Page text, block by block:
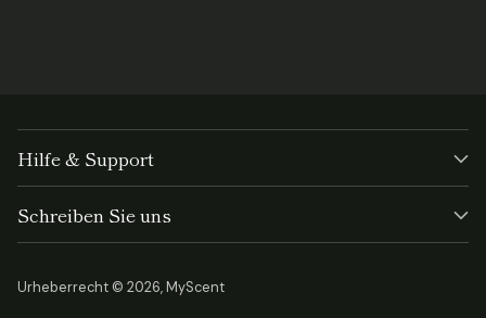
Hilfe & Support
Schreiben Sie uns
Urheberrecht © 2026,MyScent